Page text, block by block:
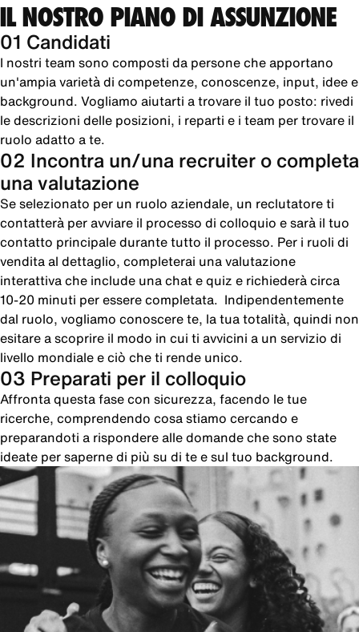
IL NOSTRO PIANO DI ASSUNZIONE
01 Candidati
I nostri team sono composti da persone che apportano
un'ampia varietà di competenze, conoscenze, input, idee e
background. Vogliamo aiutarti a trovare il tuo posto: rivedi
le descrizioni delle posizioni, i reparti e i team per trovare il
ruolo adatto a te.
02 Incontra un/una recruiter o completa
una valutazione
Se selezionato per un ruolo aziendale, un reclutatore ti
contatterà per avviare il processo di colloquio e sarà il tuo
contatto principale durante tutto il processo. Per i ruoli di
vendita al dettaglio, completerai una valutazione
interattiva che include una chat e quiz e richiederà circa
10-20 minuti per essere completata. Indipendentemente
dal ruolo, vogliamo conoscere te, la tua totalità, quindi non
esitare a scoprire il modo in cui ti avvicini a un servizio di
livello mondiale e ciò che ti rende unico.
03 Preparati per il colloquio
Affronta questa fase con sicurezza, facendo le tue
ricerche, comprendendo cosa stiamo cercando e
preparandoti a rispondere alle domande che sono state
ideate per saperne di più su di te e sul tuo background.